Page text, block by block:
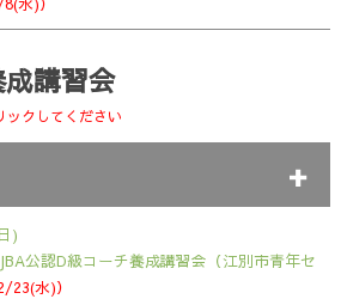
講習会
クしてください
)
公認D級コーチ養成講習会（江別市青年セ
23(水)）